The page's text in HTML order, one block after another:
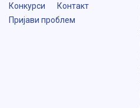
Конкурси
Контакт
Пријави проблем